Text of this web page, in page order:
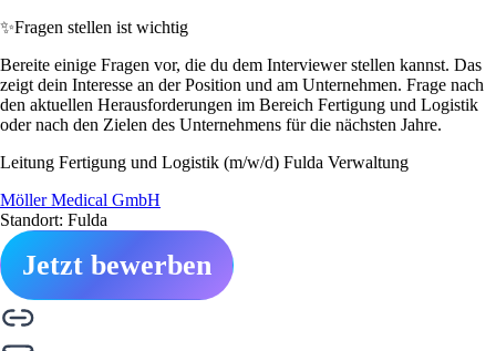
✨Fragen stellen ist wichtig
Bereite einige Fragen vor, die du dem Interviewer stellen kannst. Das
zeigt dein Interesse an der Position und am Unternehmen. Frage nach
den aktuellen Herausforderungen im Bereich Fertigung und Logistik
oder nach den Zielen des Unternehmens für die nächsten Jahre.
Leitung Fertigung und Logistik (m/w/d) Fulda Verwaltung
Möller Medical GmbH
Standort: Fulda
Jetzt bewerben